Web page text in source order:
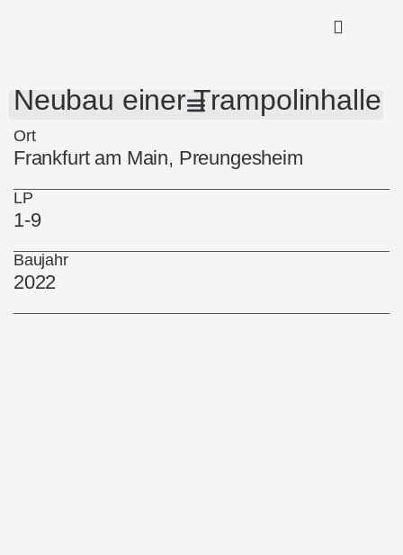
Neubau einer Trampolinhalle
Ort
Frankfurt am Main, Preungesheim
LP
1-9
Baujahr
2022